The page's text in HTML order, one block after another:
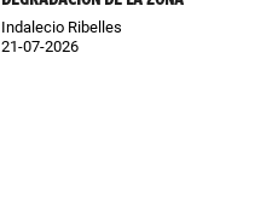
Indalecio Ribelles
21-07-2026